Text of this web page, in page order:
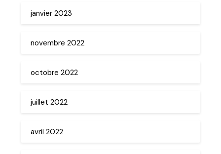
janvier 2023
novembre 2022
octobre 2022
juillet 2022
avril 2022